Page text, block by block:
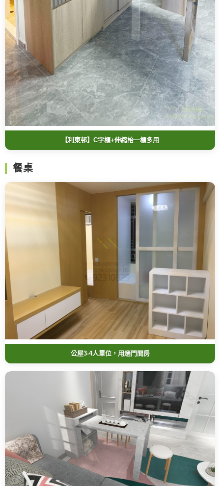
【利東邨】C字櫃+伸縮枱一櫃多用
餐桌
公屋3-4人單位，用趟門間房